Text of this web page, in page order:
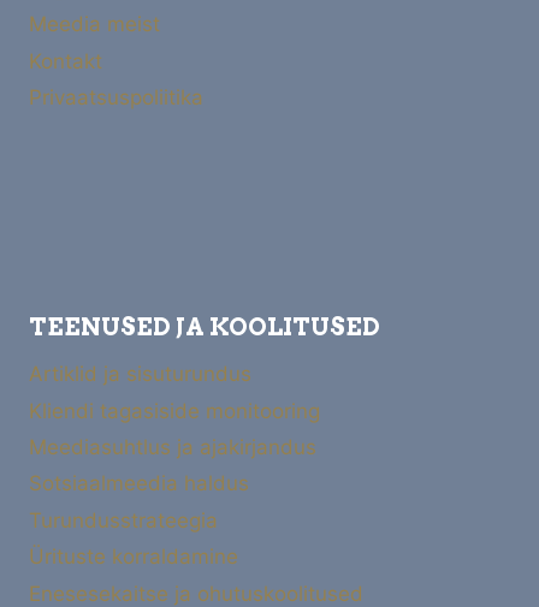
Meedia meist
Kontakt
Privaatsuspoliitika
TEENUSED JA KOOLITUSED
Artiklid ja sisuturundus
Kliendi tagasiside monitooring
Meediasuhtlus ja ajakirjandus
Sotsiaalmeedia haldus
Turundusstrateegia
Ürituste korraldamine
Enesesekaitse ja ohutuskoolitused